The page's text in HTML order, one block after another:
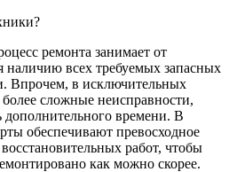
ремонта занимает от
наличию всех требуемых запасных
Впрочем, в исключительных
более сложные неисправности,
дополнительного времени. В
обеспечивают превосходное
работ, чтобы
как можно скорее.